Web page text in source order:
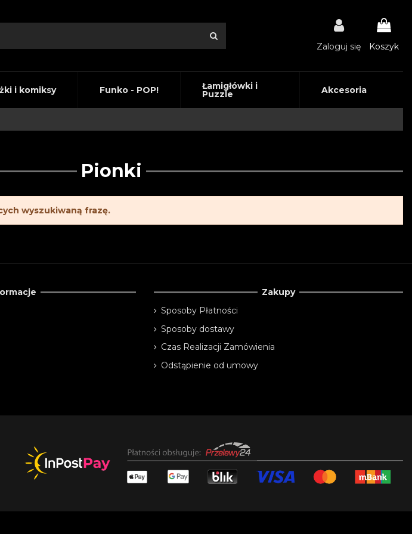
Zaloguj się Koszyk
i komiksy Funko - POP! Łamigłówki i
Puzzle Akcesoria
Pionki
wyszukiwaną frazę.
Zakupy
Sposoby Płatności
Sposoby dostawy
Czas Realizacji Zamówienia
Odstąpienie od umowy